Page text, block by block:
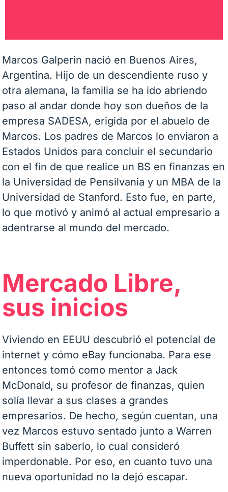
Marcos Galperin nació en Buenos Aires,
Argentina. Hijo de un descendiente ruso y
otra alemana, la familia se ha ido abriendo
paso al andar donde hoy son dueños de la
empresa SADESA, erigida por el abuelo de
Marcos. Los padres de Marcos lo enviaron a
Estados Unidos para concluir el secundario
con el fin de que realice un BS en finanzas en
la Universidad de Pensilvania y un MBA de la
Universidad de Stanford. Esto fue, en parte,
lo que motivó y animó al actual empresario a
adentrarse al mundo del mercado.
Mercado Libre,
sus inicios
Viviendo en EEUU descubrió el potencial de
internet y cómo eBay funcionaba. Para ese
entonces tomó como mentor a Jack
McDonald, su profesor de finanzas, quien
solía llevar a sus clases a grandes
empresarios. De hecho, según cuentan, una
vez Marcos estuvo sentado junto a Warren
Buffett sin saberlo, lo cual consideró
imperdonable. Por eso, en cuanto tuvo una
nueva oportunidad no la dejó escapar.